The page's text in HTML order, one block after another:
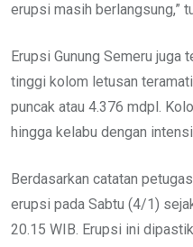
erupsi masih berlangsung,”
Erupsi Gunung Semeru juga
tinggi kolom letusan
puncak atau 4.376 mdpl.
hingga kelabu dengan
Berdasarkan catatan
erupsi pada Sabtu (4/1)
20.15 WIB. Erupsi ini